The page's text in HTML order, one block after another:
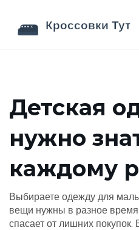
Детская
нужно
каждому
Выбираете одежду для
вещи нужны в разное время
спасает от лишних покупок.